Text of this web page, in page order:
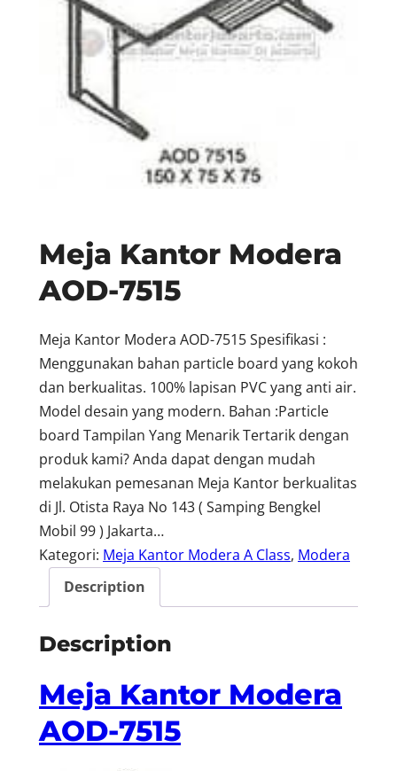
Meja Kantor Modera
AOD-7515
Meja Kantor Modera AOD-7515 Spesifikasi :
Menggunakan bahan particle board yang kokoh
dan berkualitas. 100% lapisan PVC yang anti air.
Model desain yang modern. Bahan :Particle
board Tampilan Yang Menarik Tertarik dengan
produk kami? Anda dapat dengan mudah
melakukan pemesanan Meja Kantor berkualitas
di Jl. Otista Raya No 143 ( Samping Bengkel
Mobil 99 ) Jakarta…
Kategori: Meja Kantor Modera A Class, Modera
Description
Description
Meja Kantor Modera
AOD-7515